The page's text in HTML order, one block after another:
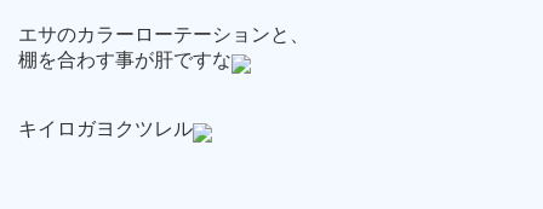
エサのカラーローテーションと、
棚を合わす事が肝ですな
キイロガヨクツレル